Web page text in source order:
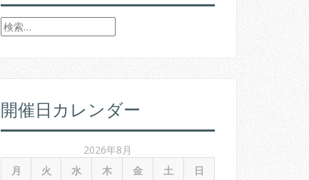
検
索
開催日カレンダー
2026年8月
月
火 水 木 金 土 日